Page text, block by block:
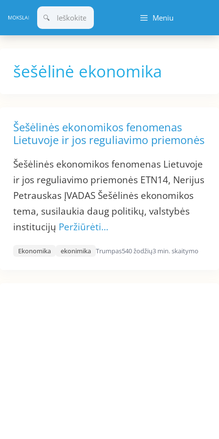
prie
turinio
Meniu
šešėlinė ekonomika
Šešėlinės ekonomikos fenomenas
Lietuvoje ir jos reguliavimo priemonės
Šešėlinės ekonomikos fenomenas Lietuvoje
ir jos reguliavimo priemonės ETN14, Nerijus
Petrauskas ĮVADAS Šešėlinės ekonomikos
tema, susilaukia daug politikų, valstybės
institucijų Peržiūrėti…
Ekonomika ekonimika Trumpas540 žodžių3 min. skaitymo